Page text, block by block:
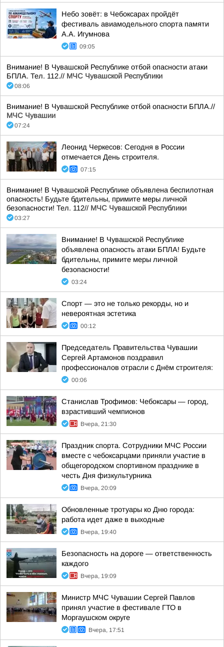
Небо зовёт: в Чебоксарах пройдёт
фестиваль авиамодельного спорта памяти
А.А. Игумнова
09:05
Внимание! В Чувашской Республике отбой опасности атаки
БПЛА. Тел. 112.// МЧС Чувашской Республики
08:06
Внимание! В Чувашской Республике отбой опасности БПЛА.//
МЧС Чувашии
07:24
Леонид Черкесов: Сегодня в России
отмечается День строителя.
07:15
Внимание! В Чувашской Республике объявлена беспилотная
опасность! Будьте бдительны, примите меры личной
безопасности! Тел. 112// МЧС Чувашской Республики
03:27
Внимание! В Чувашской Республике
объявлена опасность атаки БПЛА! Будьте
бдительны, примите меры личной
безопасности!
03:24
Спорт — это не только рекорды, но и
невероятная эстетика
00:12
Председатель Правительства Чувашии
Сергей Артамонов поздравил
профессионалов отрасли с Днём строителя:
00:06
Станислав Трофимов: Чебоксары — город,
взрастивший чемпионов
Вчера, 21:30
Праздник спорта. Сотрудники МЧС России
вместе с чебоксарцами приняли участие в
общегородском спортивном празднике в
честь Дня физкультурника
Вчера, 20:09
Обновленные тротуары ко Дню города:
работа идет даже в выходные
Вчера, 19:40
Безопасность на дороге — ответственность
каждого
Вчера, 19:09
Министр МЧС Чувашии Сергей Павлов
принял участие в фестивале ГТО в
Моргаушском округе
Вчера, 17:51